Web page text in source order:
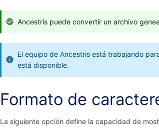
Ancestris puede convertir un archivo
El equipo de Ancestris está trabajando
está disponible.
Formato de
La siguiente opción define la capacidad de